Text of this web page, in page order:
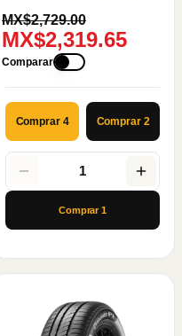
MX$2,729.00
MX$2,319.65
Comparar
Comprar 4 Comprar 2
1
Comprar1